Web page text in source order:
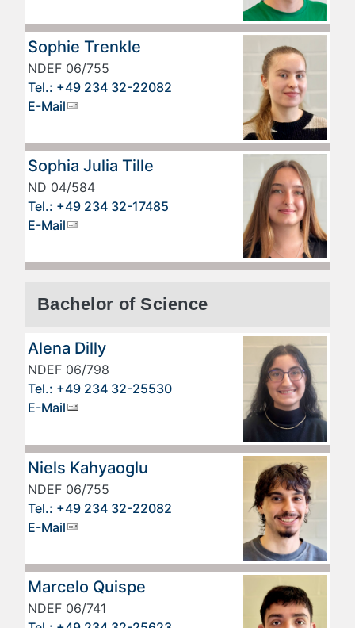
Sophie Trenkle
NDEF 06/755
Tel.: +49 234 32-22082
E-Mail
Sophia Julia Tille
ND 04/584
Tel.: +49 234 32-17485
E-Mail
Bachelor of Science
Alena Dilly
NDEF 06/798
Tel.: +49 234 32-25530
E-Mail
Niels Kahyaoglu
NDEF 06/755
Tel.: +49 234 32-22082
E-Mail
Marcelo Quispe
NDEF 06/741